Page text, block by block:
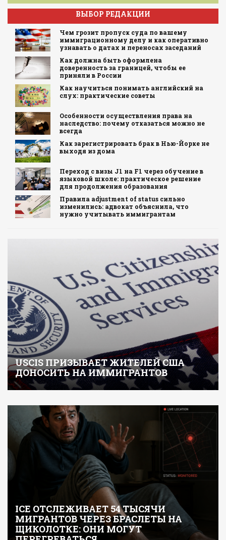
ВЫБОР РЕДАКЦИИ
Чем грозит пропуск суда по вашему
иммиграционному делу и как оперативно
узнавать о датах и переносах заседаний
Как должна быть оформлена
доверенность за границей, чтобы ее
приняли в России
Как научиться понимать английский на
слух: практические советы
Особенности осуществления права на
наследство: почему отказаться можно не
всегда
Как зарегистрировать брак в Нью-Йорке не
выходя из дома
Переход с визы J1 на F1 через обучение в
языковой школе: практическое решение
для продолжения образования
Правила adjustment of status сильно
изменились: адвокат объяснила, что
нужно учитывать иммигрантам
USCIS ПРИЗЫВАЕТ ЖИТЕЛЕЙ США
ДОНОСИТЬ НА ИММИГРАНТОВ
ICE ОТСЛЕЖИВАЕТ 54 ТЫСЯЧИ
МИГРАНТОВ ЧЕРЕЗ БРАСЛЕТЫ НА
ЩИКОЛОТКЕ: ОНИ МОГУТ